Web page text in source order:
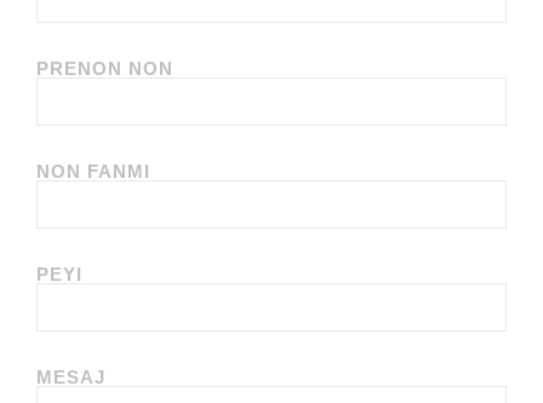
PRENON NON
NON FANMI
PEYI
MESAJ